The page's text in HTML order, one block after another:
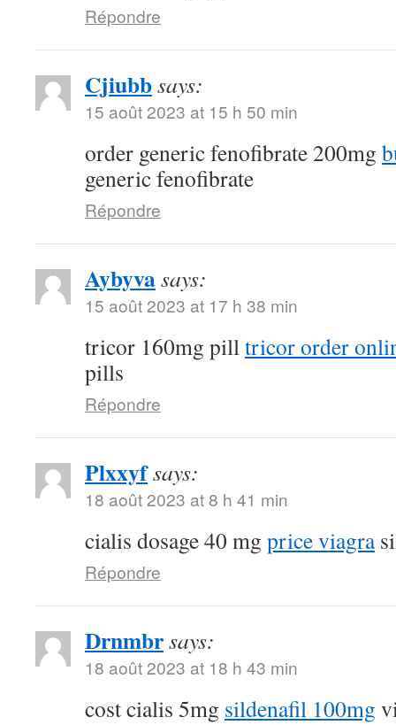
Répondre
Cjiubbsays:
15 août 2023 at 15 h 50 min
order generic fenofibrate 200mg
generic fenofibrate
Répondre
Aybyvasays:
15 août 2023 at 17 h 38 min
tricor 160mg pilltricor order
pills
Répondre
Plxxyfsays:
18 août 2023 at 8 h 41 min
cialis dosage 40 mg price viagra
Répondre
Drnmbrsays:
18 août 2023 at 18 h 43 min
cost cialis 5mg sildenafil 100mg